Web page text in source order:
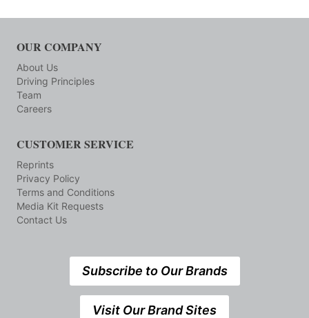
OUR COMPANY
About Us
Driving Principles
Team
Careers
CUSTOMER SERVICE
Reprints
Privacy Policy
Terms and Conditions
Media Kit Requests
Contact Us
Subscribe to Our Brands
Visit Our Brand Sites